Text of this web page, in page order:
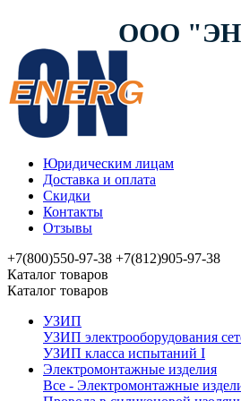
ООО
Юридическим лицам
Доставка и оплата
Скидки
Контакты
Отзывы
+7(800)550-97-38 +7(812)905-97-38
Каталог товаров
Каталог товаров
УЗИП
УЗИП электрооборудования
УЗИП клaссa испытаний I
Электромонтажные изделия
Все - Электромонтажные